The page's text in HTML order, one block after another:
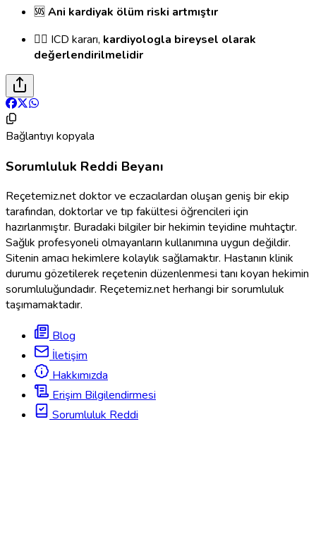
🆘 Ani kardiyak ölüm riski artmıştır
👨‍⚕️ ICD kararı, kardiyologla bireysel olarak
değerlendirilmelidir
Bağlantıyı kopyala
Sorumluluk Reddi Beyanı
Reçetemiz.net doktor ve eczacılardan oluşan geniş bir ekip
tarafından, doktorlar ve tıp fakültesi öğrencileri için
hazırlanmıştır. Buradaki bilgiler bir hekimin teyidine muhtaçtır.
Sağlık profesyoneli olmayanların kullanımına uygun değildir.
Sitenin amacı hekimlere kolaylık sağlamaktır. Hastanın klinik
durumu gözetilerek reçetenin düzenlenmesi tanı koyan hekimin
sorumluluğundadır. Reçetemiz.net herhangi bir sorumluluk
taşımamaktadır.
Blog
İletişim
Hakkımızda
Erişim Bilgilendirmesi
Sorumluluk Reddi